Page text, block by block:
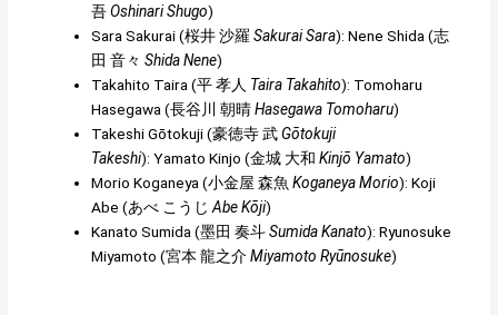
吾Oshinari Shugo)
Sara Sakurai (桜井 沙羅Sakurai Sara): Nene Shida (志
田 音々 Shida Nene)
Takahito Taira (平 孝人 Taira Takahito): Tomoharu
Hasegawa (長谷川 朝晴Hasegawa Tomoharu)
Takeshi Gōtokuji (豪徳寺 武Gōtokuji
Takeshi): Yamato Kinjo (金城 大和 Kinjō Yamato)
Morio Koganeya (小金屋 森魚 Koganeya Morio): Koji
Abe (あべ こうじ Abe Kōji)
Kanato Sumida (墨田 奏斗Sumida Kanato): Ryunosuke
Miyamoto (宮本 龍之介Miyamoto Ryūnosuke)